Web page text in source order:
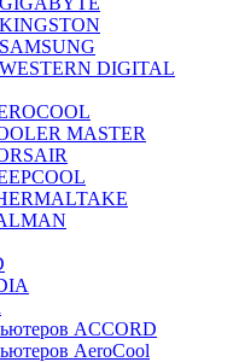
DIGITAL
MASTER
ACCORD
AeroCool